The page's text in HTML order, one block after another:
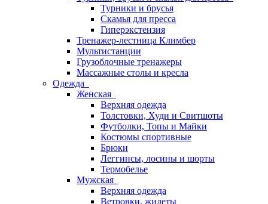
Турники и брусья
Скамья для пресса
Гиперэкстензия
Тренажер-лестница Климбер
Мультистанции
Грузоблочные тренажеры
Массажные столы и кресла
Одежда
Женская
Верхняя одежда
Толстовки, Худи и Свитшоты
Футболки, Топы и Майки
Костюмы спортивные
Брюки
Леггинсы, лосины и шорты
Термобелье
Мужская
Верхняя одежда
Ветровки, жилеты